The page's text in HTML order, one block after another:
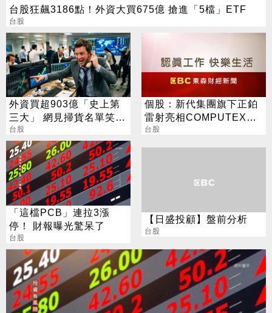
台股狂飆3186點！外資大買675億 搶進「5檔」ETF
台股
外資買超903億「史上第
三大」 網見掃貨名單笑：
不懂在幹嘛
台股
個股：新代集團旗下正鉑
雷射亮相COMPUTEX，
揭AI伺服器「智動化」一
台股
「這檔PCB」連拉3漲
停！ 財報曝光驚呆了
台股
【日盛投顧】盤前分析
台股